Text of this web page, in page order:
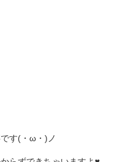
す(・ω・)ノ